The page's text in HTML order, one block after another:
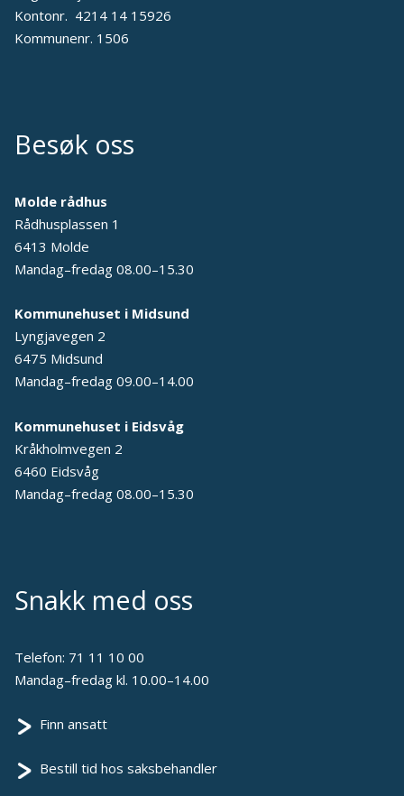
Kontonr. 4214 14 15926
Kommunenr. 1506
Besøk oss
Molde rådhus
Rådhusplassen 1
6413 Molde
Mandag–fredag 08.00–15.30
Kommunehuset i Midsund
Lyngjavegen 2
6475 Midsund
Mandag–fredag 09.00–14.00
Kommunehuset i Eidsvåg
Kråkholmvegen 2
6460 Eidsvåg
Mandag–fredag 08.00–15.30
Snakk med oss
Telefon: 71 11 10 00
Mandag–fredag kl. 10.00–14.00
Finn ansatt
Bestill tid hos saksbehandler